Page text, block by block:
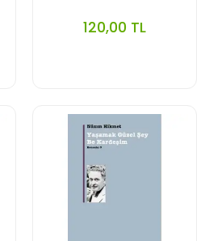
120,00 TL